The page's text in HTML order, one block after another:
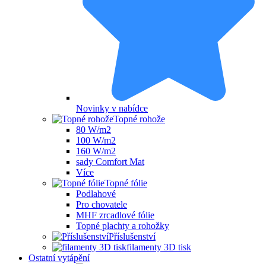
Novinky v nabídce
Topné rohože
80 W/m2
100 W/m2
160 W/m2
sady Comfort Mat
Více
Topné fólie
Podlahové
Pro chovatele
MHF zrcadlové fólie
Topné plachty a rohožky
Příslušenství
filamenty 3D tisk
Ostatní vytápění